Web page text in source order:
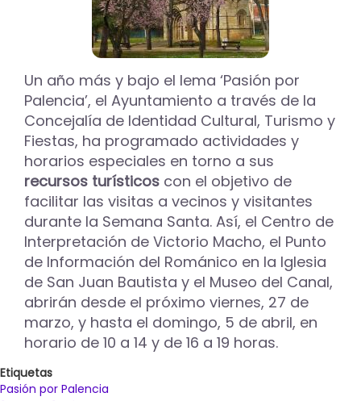
consolidan
“espectacular”
de
la
Semana
Santa
Un año más y bajo el lema ‘Pasión por
Palencia’, el Ayuntamiento a través de la
Concejalía de Identidad Cultural, Turismo y
Fiestas, ha programado actividades y
horarios especiales en torno a sus
recursos turísticos con el objetivo de
facilitar las visitas a vecinos y visitantes
durante la Semana Santa. Así, el Centro de
Interpretación de Victorio Macho, el Punto
de Información del Románico en la Iglesia
de San Juan Bautista y el Museo del Canal,
abrirán desde el próximo viernes, 27 de
marzo, y hasta el domingo, 5 de abril, en
horario de 10 a 14 y de 16 a 19 horas.
Etiquetas
Pasión por Palencia